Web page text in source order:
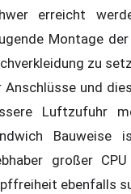
erreicht
Montage
zu
Anschlüsse und
Luftzufuhr
Bauweise
großer
ebenfalls